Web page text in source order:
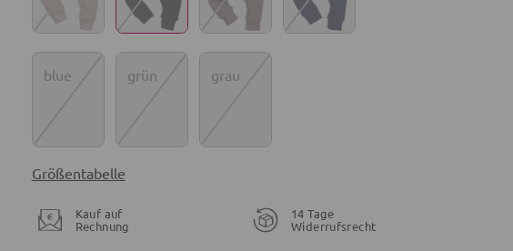
blue grün grau
Größentabelle
Kauf auf
Rechnung
14 Tage
Widerrufsrecht